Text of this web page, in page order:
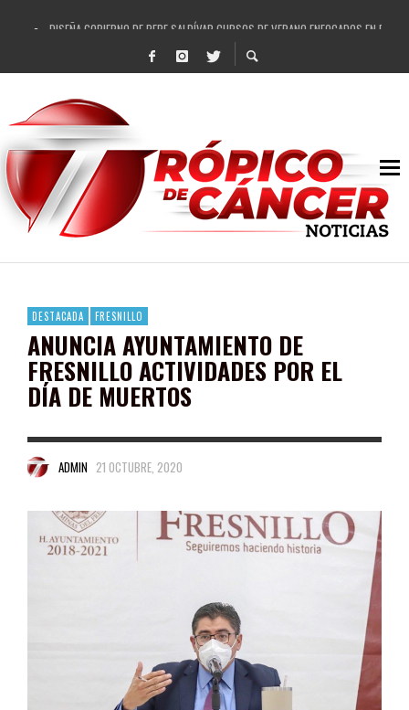
DISEÑA GOBIERNO DE PEPE SALDÍVAR CURSOS DE VERANO ENFOCADOS EN
REFRENDAN LOS 28 DELEGADOS Y 14 COMISARIADOS DE GUADALUPE APOYO A
FORTALECE GOBIERNO DE PEPE SALDÍVAR LA EDUCACIÓN EN LA ZACATECANA
GOBIERNO DE PEPE SALDÍVAR Y GRUPO FEMSA GENERAN MÁS DE 3 MIL EMPLEOS
CUARTA FERIA EXPO AGROPECUARIA TRAJO BENEFICIO DIRECTO A GUADALUPE:
RECONOCE PEPE SALDÍVAR A ARTISTA ZACATECANA VICTORIA HERNÁNDEZ
EGRESA GOBIERNO DE PEPE SALDÍVAR A 500 NUEVAS EMPRESARIAS
SON MUJERES GUADALUPENSES PRINCIPALES BENEFICIADAS DEL PROGRAMA
DESTACADA FRESNILLO
ANUNCIA AYUNTAMIENTO DE
FRESNILLO ACTIVIDADES POR EL
DÍA DE MUERTOS
ADMIN 21 OCTUBRE, 2020